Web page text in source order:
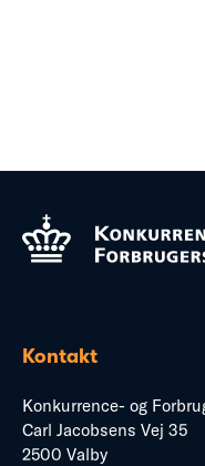
Kontakt
Konkurrence- og
Carl Jacobsens Vej 35
2500 Valby